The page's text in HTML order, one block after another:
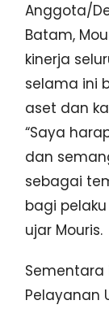
Anggota/
Batam,
kinerja
selama ini
aset dan
“Saya
dan
sebagai
bagi
ujar Mouris.
Sementara
Pelayanan